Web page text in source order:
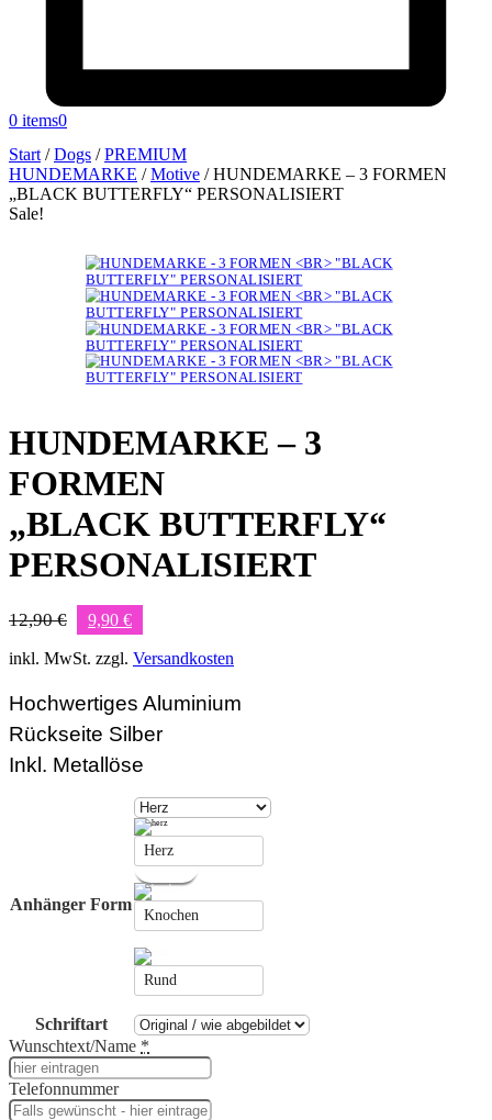
0 items0
Start /Dogs /PREMIUM
HUNDEMARKE /Motive /HUNDEMARKE – 3 FORMEN
„BLACK BUTTERFLY“ PERSONALISIERT
Sale!
HUNDEMARKE – 3
FORMEN
„BLACK BUTTERFLY“
PERSONALISIERT
12,90€
Ursprünglicher
Preis
war:
9,90 €
Preis
ist:
inkl. MwSt. zzgl. Versandkosten
Hochwertiges Aluminium
Rückseite Silber
Inkl. Metallöse
Anhänger Form
Herz
Knochen
Rund
Schriftart
Wunschtext/Name *
Telefonnummer